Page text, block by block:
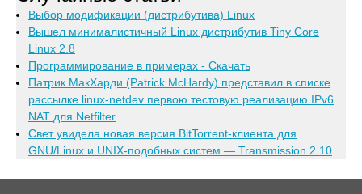
Выбор модификации (дистрибутива) Linux
Вышел минималистичный Linux дистрибутив Tiny Core
Linux 2.8
Программирование в примерах - Скачать
Патрик МакХарди (Patrick McHardy) представил в списке
рассылке linux-netdev первою тестовую реализацию IPv6
NAT для Netfilter
Свет увидела новая версия BitTorrent-клиента для
GNU/Linux и UNIX-подобных систем — Transmission 2.10